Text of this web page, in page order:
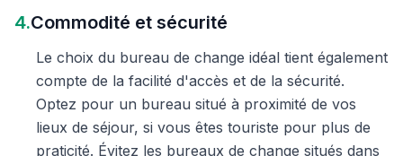
4.Commodité et sécurité
Le choix du bureau de change idéal tient également
compte de la facilité d'accès et de la sécurité.
Optez pour un bureau situé à proximité de vos
lieux de séjour, si vous êtes touriste pour plus de
praticité. Évitez les bureaux de change situés dans